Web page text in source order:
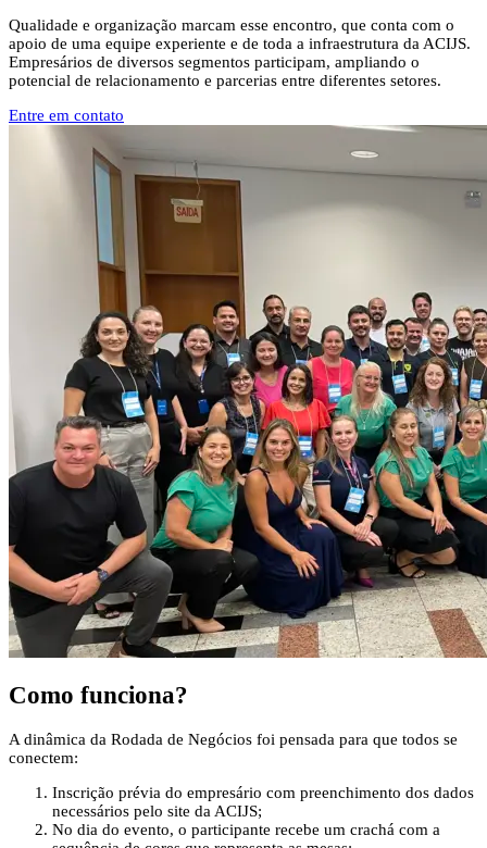
Qualidade e organização marcam esse encontro, que conta com o
apoio de uma equipe experiente e de toda a infraestrutura da ACIJS.
Empresários de diversos segmentos participam, ampliando o
potencial de relacionamento e parcerias entre diferentes setores.
Entre em contato
Como funciona?
A dinâmica da Rodada de Negócios foi pensada para que todos se
conectem:
Inscrição prévia do empresário com preenchimento dos dados
necessários pelo site da ACIJS;
No dia do evento, o participante recebe um crachá com a